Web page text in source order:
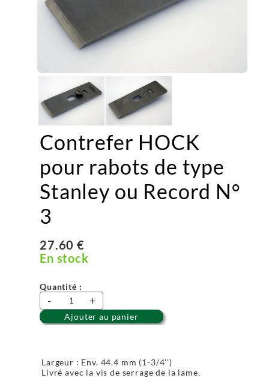
Contrefer HOCK
pour rabots de type
Stanley ou Record N°
3
27.60 €
En stock
Quantité :
- +
Ajouter au panier
Largeur : Env. 44.4 mm (1-3/4'')
Livré avec la vis de serrage de la lame.